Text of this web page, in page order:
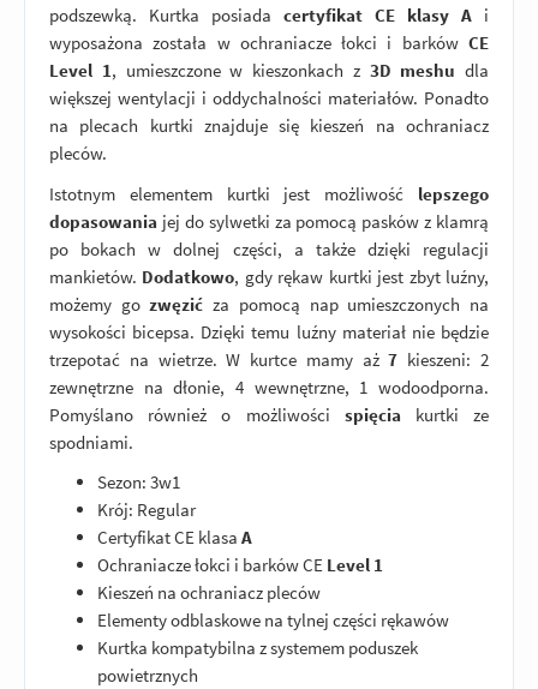
podszewką. Kurtka posiada certyfikat CE klasy A i
wyposażona została w ochraniacze łokci i barków CE
Level 1, umieszczone w kieszonkach z 3D meshu dla
większej wentylacji i oddychalności materiałów. Ponadto
na plecach kurtki znajduje się kieszeń na ochraniacz
pleców.
Istotnym elementem kurtki jest możliwość lepszego
dopasowania jej do sylwetki za pomocą pasków z klamrą
po bokach w dolnej części, a także dzięki regulacji
mankietów. Dodatkowo, gdy rękaw kurtki jest zbyt luźny,
możemy gozwęzić za pomocą nap umieszczonych na
wysokości bicepsa. Dzięki temu luźny materiał nie będzie
trzepotać na wietrze. W kurtce mamy aż7 kieszeni: 2
zewnętrzne na dłonie, 4 wewnętrzne, 1 wodoodporna.
Pomyślano również o możliwości spięcia kurtki ze
spodniami.
Sezon: 3w1
Krój: Regular
Certyfikat CE klasa A
Ochraniacze łokci i barków CE Level 1
Kieszeń na ochraniacz pleców
Elementy odblaskowe na tylnej części rękawów
Kurtka kompatybilna z systemem poduszek
powietrznych